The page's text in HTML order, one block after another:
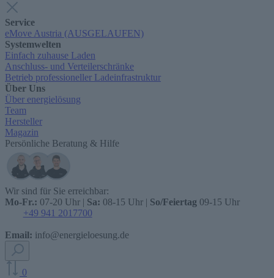
Service
eMove Austria (AUSGELAUFEN)
Systemwelten
Einfach zuhause Laden
Anschluss- und Verteilerschränke
Betrieb professioneller Ladeinfrastruktur
Über Uns
Über energielösung
Team
Hersteller
Magazin
Persönliche Beratung & Hilfe
Wir sind für Sie erreichbar:
Mo-Fr.: 07-20 Uhr | Sa: 08-15 Uhr | So/Feiertag 09-15 Uhr
+49 941 2017700
Email: info@energieloesung.de
0